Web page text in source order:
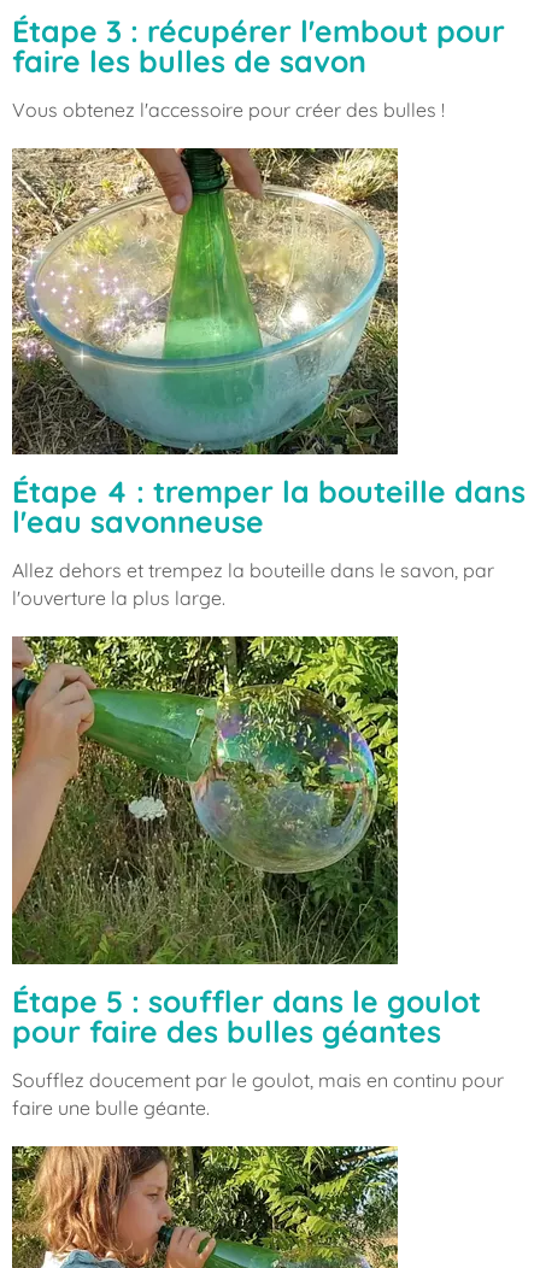
Étape 3 : récupérer l'embout pour
faire les bulles de savon
Vous obtenez l'accessoire pour créer des bulles !
Étape 4 : tremper la bouteille dans
l'eau savonneuse
Allez dehors et trempez la bouteille dans le savon, par
l'ouverture la plus large.
Étape 5 : souffler dans le goulot
pour faire des bulles géantes
Soufflez doucement par le goulot, mais en continu pour
faire une bulle géante.